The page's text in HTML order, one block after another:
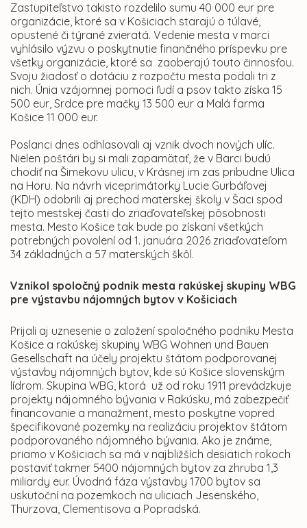
Zastupiteľstvo takisto rozdelilo sumu 40 000 eur pre
organizácie, ktoré sa v Košiciach starajú o túlavé,
opustené či týrané zvieratá. Vedenie mesta v marci
vyhlásilo výzvu o poskytnutie finančného príspevku pre
všetky organizácie, ktoré sa zaoberajú touto činnosťou.
Svoju žiadosť o dotáciu z rozpočtu mesta podali tri z
nich. Únia vzájomnej pomoci ľudí a psov takto získa 15
500 eur, Srdce pre mačky 13 500 eur a Malá farma
Košice 11 000 eur.
Poslanci dnes odhlasovali aj vznik dvoch nových ulíc.
Nielen poštári by si mali zapamätať, že v Barci budú
chodiť na Šimekovu ulicu, v Krásnej im zas pribudne Ulica
na Horu. Na návrh viceprimátorky Lucie Gurbáľovej
(KDH) odobrili aj prechod materskej školy v Šaci spod
tejto mestskej časti do zriaďovateľskej pôsobnosti
mesta. Mesto Košice tak bude po získaní všetkých
potrebných povolení od 1. januára 2026 zriaďovateľom
34 základných a 57 materských škôl.
Vznikol spoločný podnik mesta rakúskej skupiny WBG
pre výstavbu nájomných bytov v Košiciach
Prijali aj uznesenie o založení spoločného podniku Mesta
Košice a rakúskej skupiny WBG Wohnen und Bauen
Gesellschaft na účely projektu štátom podporovanej
výstavby nájomných bytov, kde sú Košice slovenským
lídrom. Skupina WBG, ktorá už od roku 1911 prevádzkuje
projekty nájomného bývania v Rakúsku, má zabezpečiť
financovanie a manažment, mesto poskytne vopred
špecifikované pozemky na realizáciu projektov štátom
podporovaného nájomného bývania. Ako je známe,
priamo v Košiciach sa má v najbližších desiatich rokoch
postaviť takmer 5400 nájomných bytov za zhruba 1,3
miliardy eur. Úvodná fáza výstavby 1700 bytov sa
uskutoční na pozemkoch na uliciach Jesenského,
Thurzova, Clementisova a Popradská.